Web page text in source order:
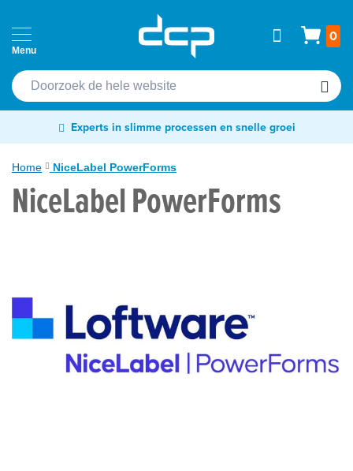
naar
de
inhoud
0
Passen
Cardprinters
Labelprinters
Experts in slimme processen en snelle groei
Home NiceLabel PowerForms
Ga
naar
afbeeldingen-
gallerij
NiceLabel PowerForms